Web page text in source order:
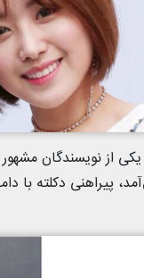
از نویسندگان
دکلته با دامن